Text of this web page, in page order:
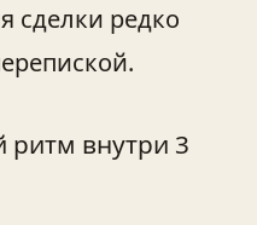
сделки редко
ритм внутри 3